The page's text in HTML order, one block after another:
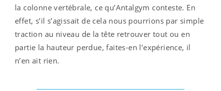
la colonne vertébrale, ce qu’Antalgym conteste. En
effet, s’il s’agissait de cela nous pourrions par simple
traction au niveau de la tête retrouver tout ou en
partie la hauteur perdue, faites-en l’expérience, il
n’en ait rien.